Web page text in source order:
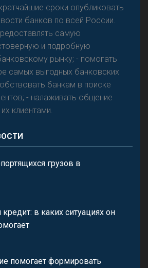
сроки опубликовать
банков по всей России.
самую
и подробную
рынку; - помогать
самых выгодных банковских
банкам в поиске
- налаживать общение
клиентами.
грузов в
в каких ситуациях он
помогает формировать